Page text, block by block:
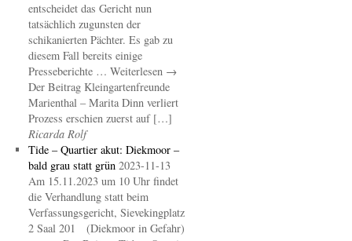
entscheidet das Gericht nun
tatsächlich zugunsten der
schikanierten Pächter. Es gab zu
diesem Fall bereits einige
Presseberichte … Weiterlesen →
Der Beitrag Kleingartenfreunde
Marienthal – Marita Dinn verliert
Prozess erschien zuerst auf […]
Ricarda Rolf
Tide – Quartier akut: Diekmoor –
bald grau statt grün 2023-11-13
Am 15.11.2023 um 10 Uhr findet
die Verhandlung statt beim
Verfassungsgericht, Sievekingplatz
2 Saal 201 (Diekmoor in Gefahr)